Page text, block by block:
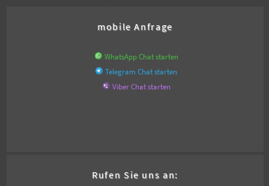
mobile Anfrage
WhatsApp Chat starten
Telegram Chat starten
Viber Chat starten
Rufen Sie uns an: